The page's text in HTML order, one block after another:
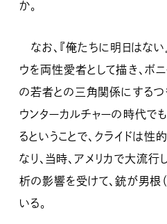
か。
なお、『俺たちに明日はない
ウを両性愛者として描き、ボ
の若者との三角関係にするつ
ウンターカルチャーの時代で
るということで、クライドは性
なり、当時、アメリカで大流
析の影響を受けて、銃が男根
いる。